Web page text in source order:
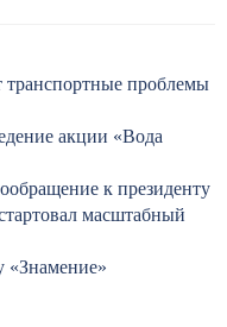
транспортные проблемы
акции «Вода
к президенту
масштабный
«Знамение»